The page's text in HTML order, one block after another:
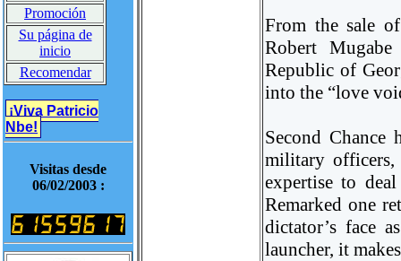
Promoción
Su página de
inicio
Recomendar
¡Viva Patricio
Nbe!
Visitas desde
06/02/2003 :
From the sale
Robert
Republic of
into the “love
Second Chance
military officers,
expertise to
Remarked one
dictator’s face
launcher, it